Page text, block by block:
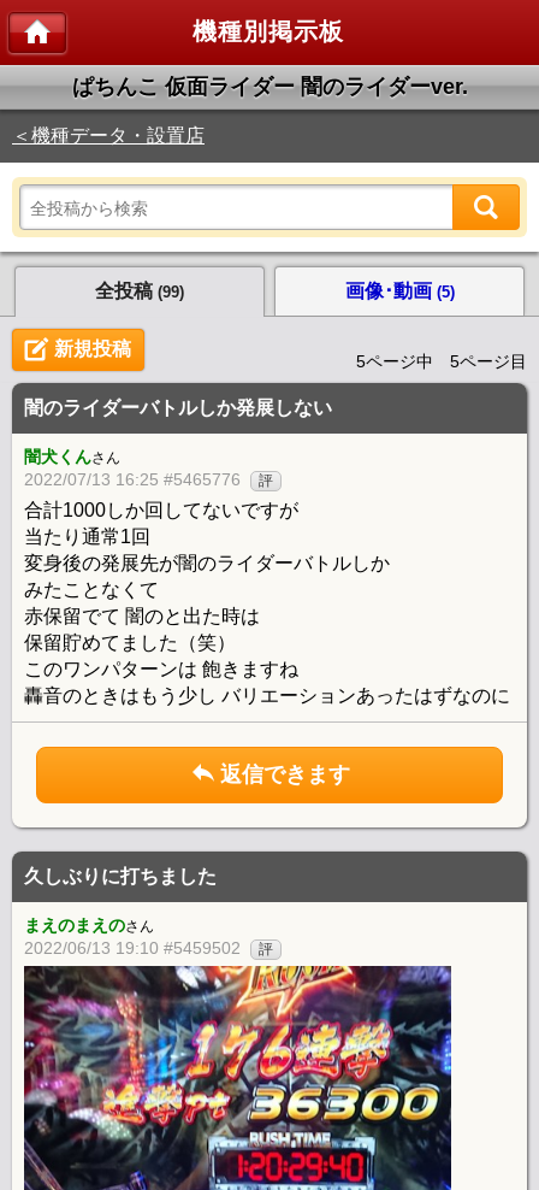
機種別掲示板
ぱちんこ 仮面ライダー 闇のライダーver.
＜機種データ・設置店
全投稿 (99) 画像･動画 (5)
新規投稿
5ページ中 5ページ目
闇のライダーバトルしか発展しない
闇犬くんさん
2022/07/13 16:25 #5465776 評
合計1000しか回してないですが
当たり通常1回
変身後の発展先が闇のライダーバトルしか
みたことなくて
赤保留でて 闇のと出た時は
保留貯めてました（笑）
このワンパターンは 飽きますね
轟音のときはもう少し バリエーションあったはずなのに
返信できます
久しぶりに打ちました
まえのまえのさん
2022/06/13 19:10 #5459502 評